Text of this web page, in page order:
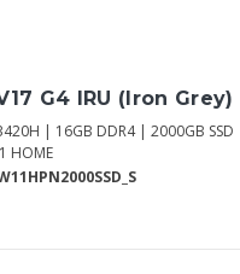
G4 IRU (Iron Grey)
| 16GB DDR4 | 2000GB
HOME